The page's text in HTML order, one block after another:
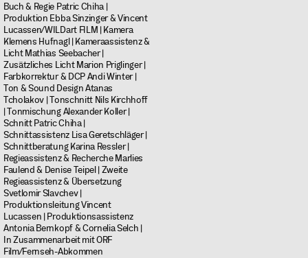
Buch & Regie Patric Chiha |
Produktion Ebba Sinzinger & Vincent
Lucassen/WILDart FILM | Kamera
Klemens Hufnagl | Kameraassistenz &
Licht Mathias Seebacher |
Zusätzliches Licht Marion Priglinger |
Farbkorrektur & DCP Andi Winter |
Ton & Sound Design Atanas
Tcholakov | Tonschnitt Nils Kirchhoff
| Tonmischung Alexander Koller |
Schnitt Patric Chiha |
Schnittassistenz Lisa Geretschläger |
Schnittberatung Karina Ressler |
Regieassistenz & Recherche Marlies
Faulend & Denise Teipel | Zweite
Regieassistenz & Übersetzung
Svetlomir Slavchev |
Produktionsleitung Vincent
Lucassen | Produktionsassistenz
Antonia Bernkopf & Cornelia Selch |
In Zusammenarbeit mit ORF
Film/Fernseh-Abkommen